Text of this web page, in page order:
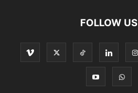
FOLLOW US